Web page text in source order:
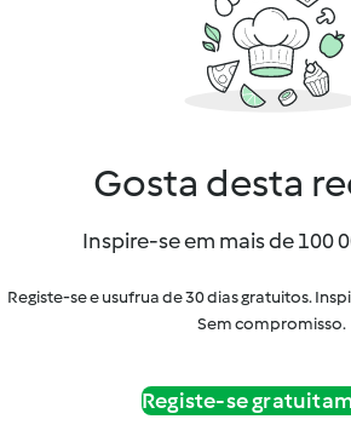
Gosta desta
Inspire-se em mais de 100
Registe-se e usufrua de 30 dias gratuitos.
Sem compromisso.
Registe-se